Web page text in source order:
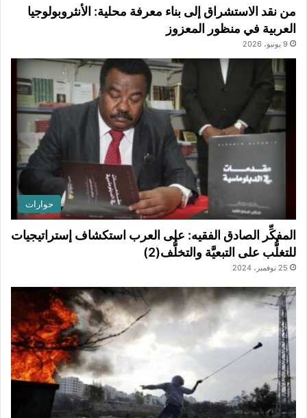
من نقد الاستشراق إلى بناء معرفة محلية: الأنثروبولوجيا
العربية في منظور المعزوز
9 يونيو، 2026
حوارات
المفكِّر الصادق الفقيه: على العرب استكشاف إستراتيجيات
للتغلُّب على التبعيَّة والتخلُّف(2)
25 نوفمبر، 2024